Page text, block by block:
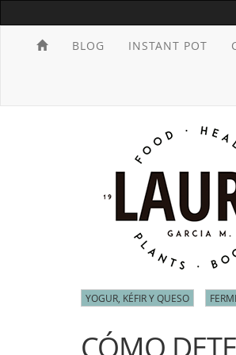
BLOG INSTANT POT
YOGUR, KÉFIR Y QUESO
CÓMO